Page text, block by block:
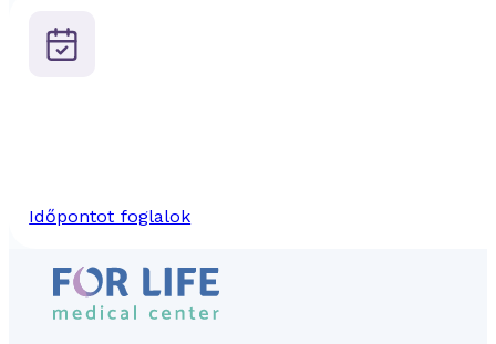
Időpontot foglalok